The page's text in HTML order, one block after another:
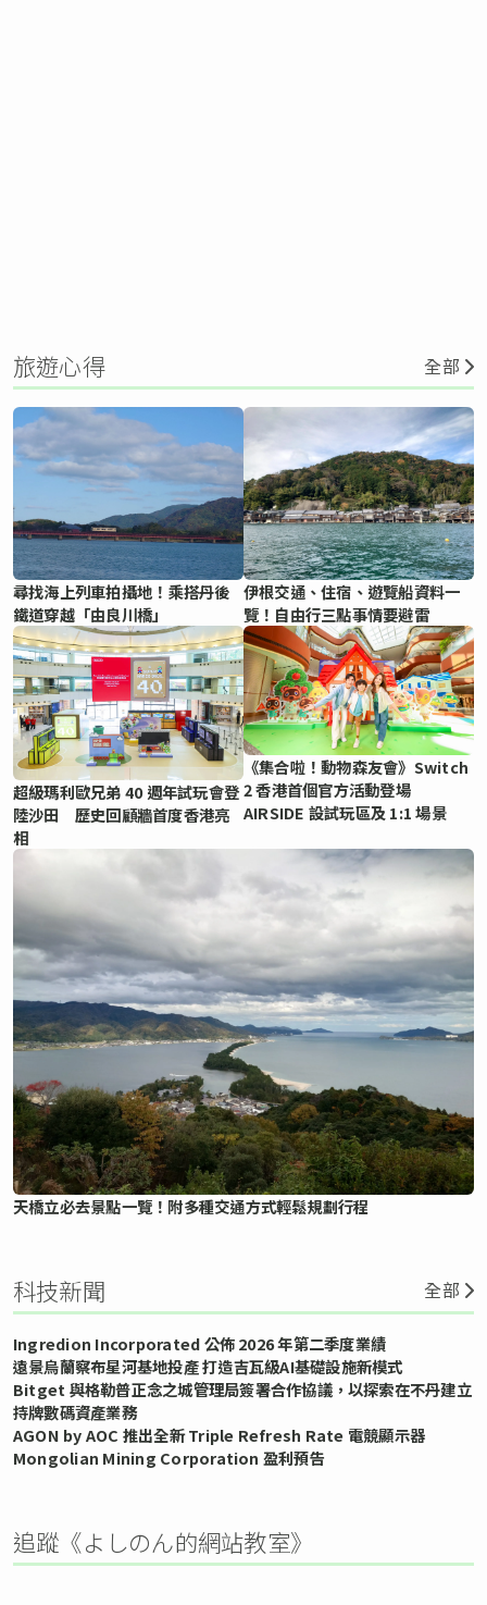
旅遊心得 全部
尋找海上列車拍攝地！乘搭丹後
鐵道穿越「由良川橋」
伊根交通、住宿、遊覽船資料一
覽！自由行三點事情要避雷
超級瑪利歐兄弟 40 週年試玩會登
陸沙田 歷史回顧牆首度香港亮
相
《集合啦！動物森友會》Switch
2 香港首個官方活動登場
AIRSIDE 設試玩區及 1:1 場景
天橋立必去景點一覽！附多種交通方式輕鬆規劃行程
科技新聞 全部
Ingredion Incorporated 公佈 2026 年第二季度業績
遠景烏蘭察布星河基地投產 打造吉瓦級AI基礎設施新模式
Bitget 與格勒普正念之城管理局簽署合作協議，以探索在不丹建立
持牌數碼資產業務
AGON by AOC 推出全新 Triple Refresh Rate 電競顯示器
Mongolian Mining Corporation 盈利預告
追蹤《よしのん的網站教室》